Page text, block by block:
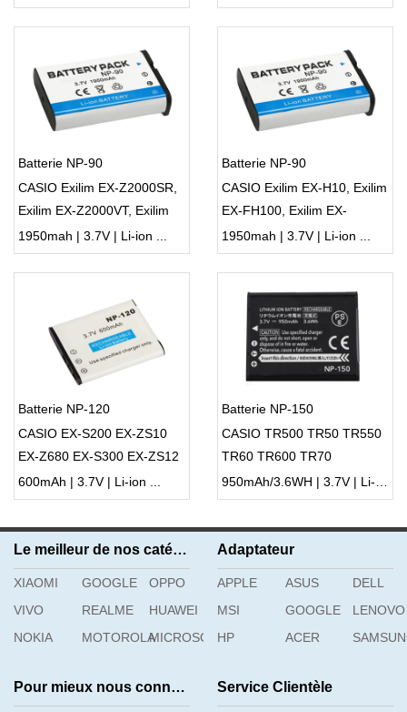
ZR400, EX-ZR5000
Z2000RD
Batterie NP-90
CASIO Exilim EX-Z2000SR,
Exilim EX-Z2000VT, Exilim
EX-H15, Exilim EX-H20G
1950mah | 3.7V | Li-ion ...
Batterie NP-90
CASIO Exilim EX-H10, Exilim
EX-FH100, Exilim EX-
FH100BK, Exilim EX-H10BK,
Exilim EX-H15
1950mah | 3.7V | Li-ion ...
Batterie NP-120
CASIO EX-S200 EX-ZS10
EX-Z680 EX-S300 EX-ZS12
EX-ZS20 EX-Z690
600mAh | 3.7V | Li-ion ...
Batterie NP-150
CASIO TR500 TR50 TR550
TR60 TR600 TR70
950mAh/3.6WH | 3.7V | Li-ion ...
Le meilleur de nos catégories
XIAOMI GOOGLE
OPPO
VIVO
REALME
HUAWEI
NOKIA
MOTOROLAMICROSOFT
Adaptateur
APPLE ASUS
DELL
MSI
GOOGLE
LENOVO
HP
ACER
Pour mieux nous connaître Service Clientèle